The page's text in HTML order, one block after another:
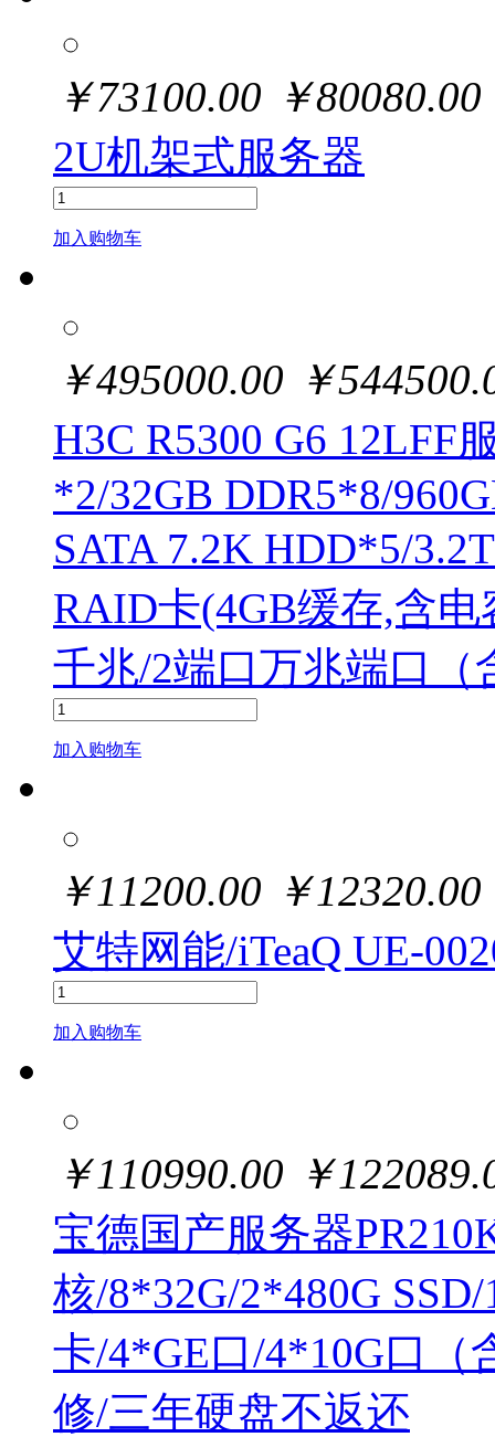
￥73100.00 ￥80080.00
2U机架式服务器
加入购物车
￥495000.00 ￥
H3C R5300 G6 12LFF
*2/32GB DDR5*8/
SATA 7.2K HDD*5/
RAID卡(4GB缓存,含
千兆/2端口万兆端口（
加入购物车
￥11200.00 ￥12320.00
艾特网能/iTeaQ UE-
加入购物车
￥110990.00 ￥
宝德国产服务器
核/8*32G/2*480G
卡/4*GE口/4*10G口（
修/三年硬盘不返还